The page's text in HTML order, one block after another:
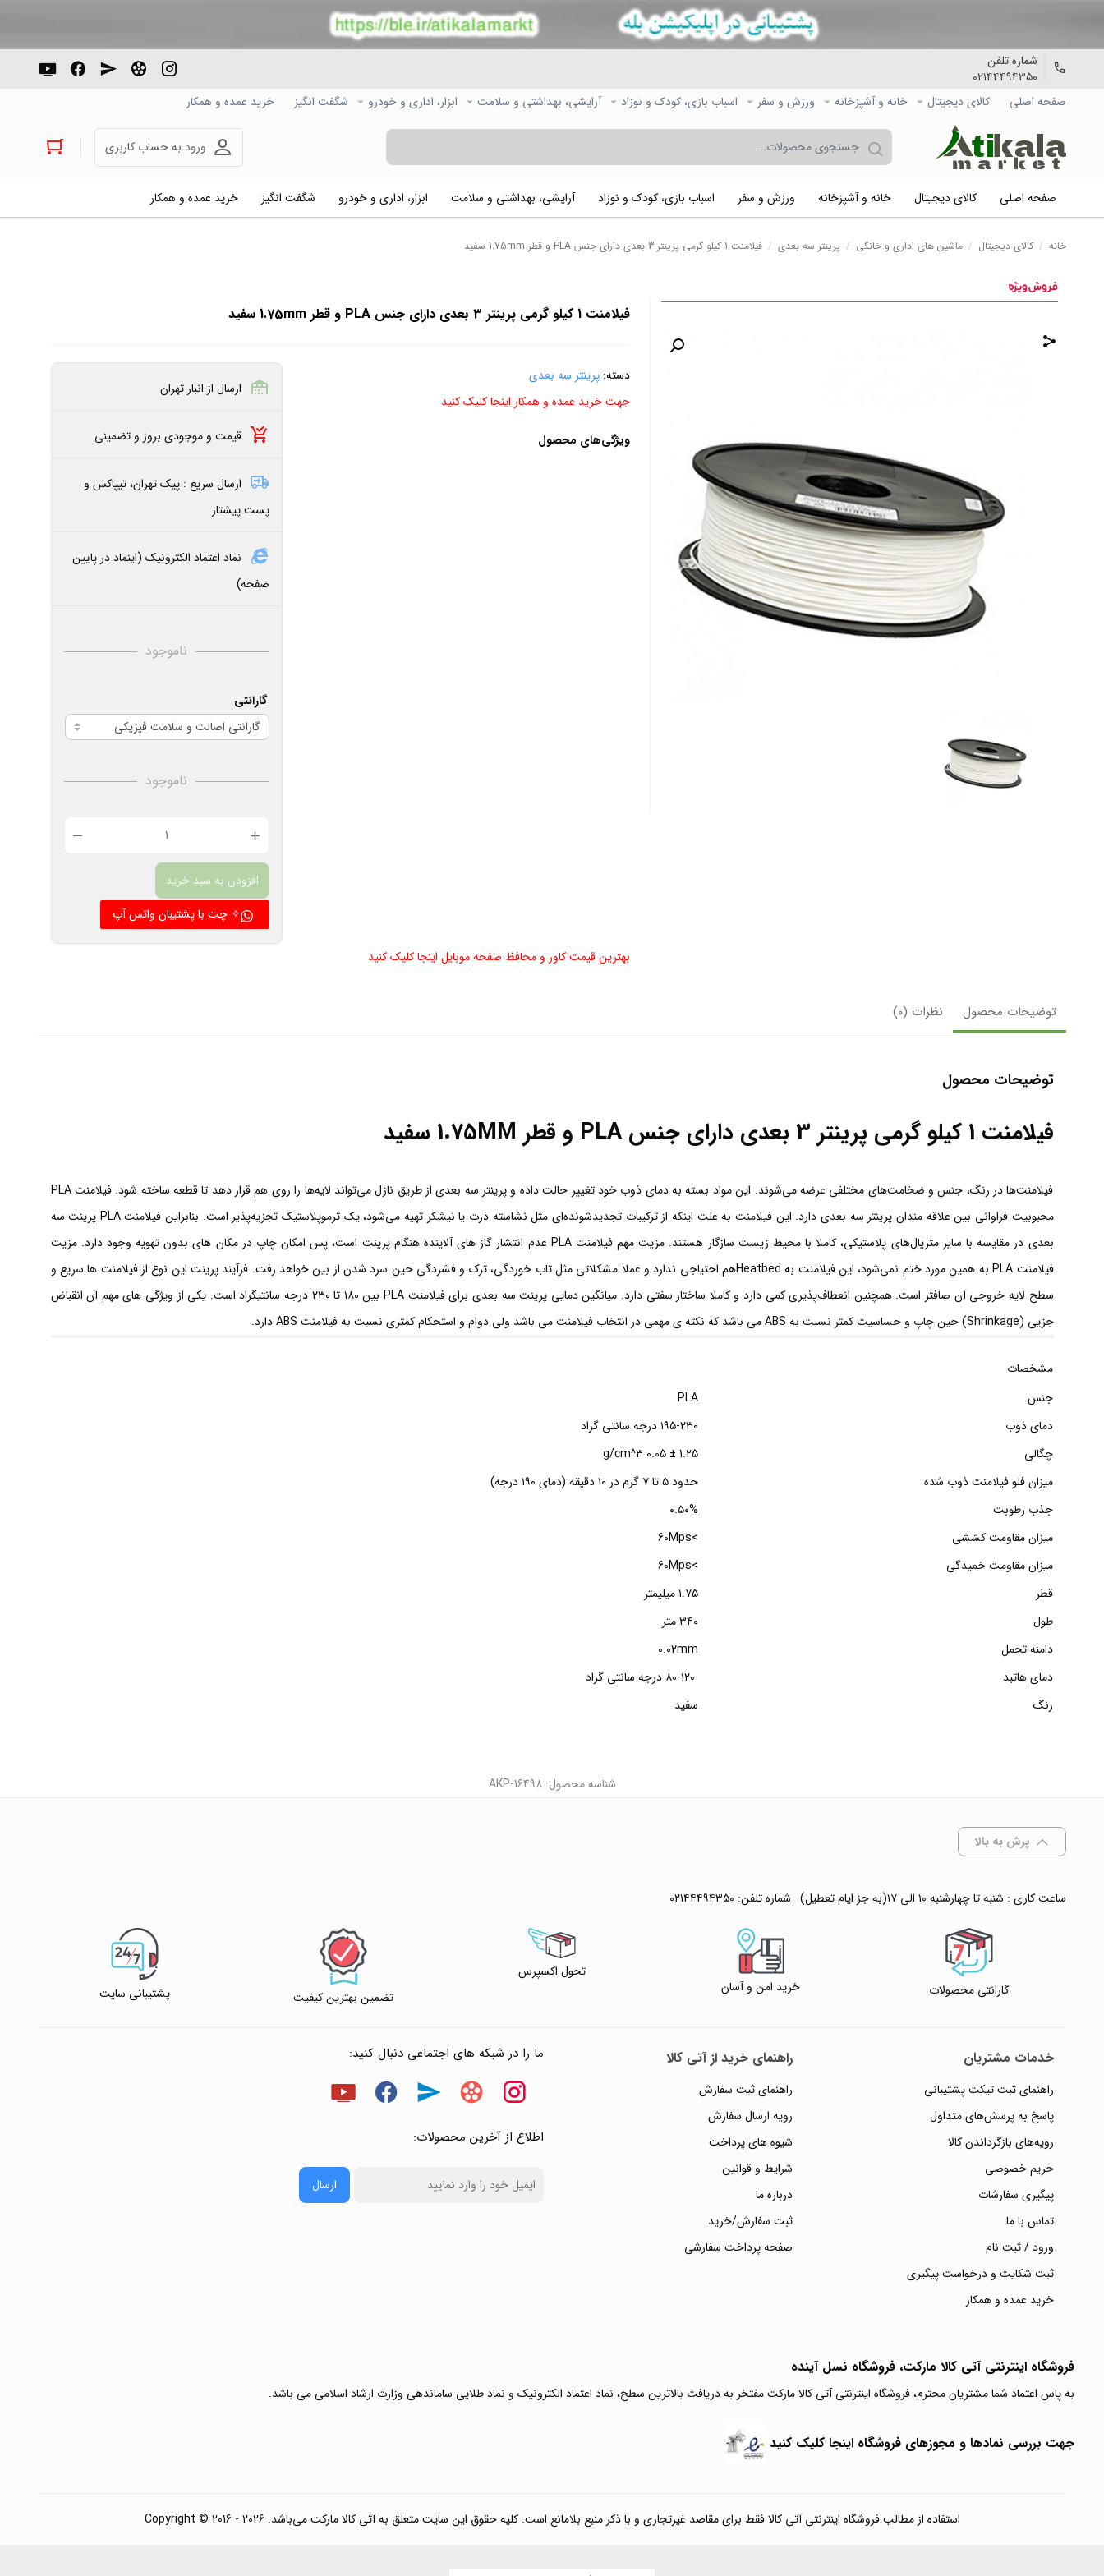
شماره تلفن
۰۲۱۴۴۴۹۴۳۵۰
صفحه اصلی
کالاي دیجیتال خانه و آشپزخانه ورزش و سفر اسباب بازی، کودک و نوزاد آرایشی، بهداشتی و سلامت ابزار، اداری و خودرو شگفت انگیز خرید عمده و همکار
ورود به حساب کاربری
صفحه اصلی کالاي دیجیتال خانه و آشپزخانه ورزش و سفر اسباب بازی، کودک و نوزاد آرایشی، بهداشتی و سلامت ابزار، اداری و خودرو شگفت انگیز خرید عمده و همکار
خانه / کالاي دیجیتال / ماشین های اداری و خانگی / پرینتر سه بعدی / فیلامنت 1 کیلو گرمی پرینتر 3 بعدی دارای جنس PLA و قطر 1.75mm سفید
فیلامنت 1 کیلو گرمی پرینتر 3 بعدی دارای جنس PLA و قطر 1.75mm سفید
دسته: پرینتر سه بعدی
جهت خرید عمده و همکار اینجا کلیک کنید
ویژگی‌های محصول
ارسال از انبار تهران
قیمت و موجودی بروز و تضمینی
ارسال سریع : پیک تهران، تیپاکس و
پست پیشتاز
نماد اعتماد الکترونیک (اینماد در پایین
صفحه)
ناموجود
گارانتی
ناموجود
عدد
افزودن به سبد خرید
✧ چت با پشتیبان واتس آپ
بهترین قیمت کاور و محافظ صفحه موبایل اینجا کلیک کنید
توضیحات محصول نظرات (۰)
توضیحات محصول
فیلامنت 1 کیلو گرمی پرینتر 3 بعدی دارای جنس PLA و قطر 1.75MM سفید
فیلامنت‌ها در رنگ، جنس و ضخامت‌های مختلفی عرضه می‌شوند. این مواد بسته به دمای ذوب خود تغییر حالت داده و پرینتر سه بعدی از طریق نازل می‌تواند لایه‌ها را روی هم قرار دهد تا قطعه ساخته شود. فیلامنت PLA
محبوبیت فراوانی بین علاقه مندان پرینتر سه بعدی دارد. این فیلامنت به علت اینکه از ترکیبات تجدیدشونده‌ای مثل نشاسته ذرت یا نیشکر تهیه می‌شود، یک ترموپلاستیک تجزیه‌پذیر است. بنابراین فیلامنت PLA پرینت سه
بعدی در مقایسه با سایر متریال‌های پلاستیکی، کاملا با محیط زیست سازگار هستند. مزیت مهم فیلامنت PLA عدم انتشار گاز های آلاینده هنگام پرینت است، پس امکان چاپ در مکان های بدون تهویه وجود دارد. مزیت
فیلامنت PLA به همین مورد ختم نمی‌شود، این فیلامنت به Heatbedهم احتیاجی ندارد و عملا مشکلاتی مثل تاب خوردگی، ترک و فشردگی حین سرد شدن از بین خواهد رفت. فرآیند پرینت این نوع از فیلامنت ها سریع و
سطح لایه خروجی آن صافتر است. همچنین انعطاف‌پذیری کمی دارد و کاملا ساختار سفتی دارد. میانگین دمایی پرینت سه بعدی برای فیلامنت PLA بین ۱۸۰ تا ۲۳۰ درجه سانتیگراد است. یکی از ویژگی های مهم آن انقباض
جزیی (Shrinkage) حین چاپ و حساسیت کمتر نسبت به ABS می باشد که نکته ی مهمی در انتخاب فیلامنت می باشد ولی دوام و استحکام کمتری نسبت به فیلامنت ABS دارد.
مشخصات
جنس
PLA
دمای ذوب
۱۹۵-۲۳۰ درجه سانتی گراد
چگالی
1.25 ± 0.05 g/cm^3
میزان فلو فیلامنت ذوب شده
حدود ۵ تا ۷ گرم در ۱۰ دقیقه (دمای ۱۹۰ درجه)
جذب رطوبت
۰.۵۰%
میزان مقاومت کششی
>60Mps
میزان مقاومت خمیدگی
>60Mps
قطر
۱.۷۵ میلیمتر
طول
۳۴۰ متر
دامنه تحمل
0.02mm
دمای هاتبد
رنگ
سفید
شناسه محصول: AKP-16498
پرش به بالا
ساعت کاری : شنبه تا چهارشنبه ۱۰ الی ۱۷(به جز ایام تعطیل) شماره تلفن: ۰۲۱۴۴۴۹۴۳۵۰
گارانتی محصولات خرید امن و آسان
تحول اکسپرس
تضمین بهترین کیفیت
پشتیبانی سایت
خدمات مشتریان
راهنمای ثبت تیکت پشتیبانی
پاسخ به پرسش‌های متداول
رویه‌های بازگرداندن کالا
حریم خصوصی
پیگیری سفارشات
تماس با ما
ورود / ثبت نام
ثبت شکایت و درخواست پیگیری
خرید عمده و همکار
راهنمای خرید از آتی کالا
راهنمای ثبت سفارش
رویه ارسال سفارش
شیوه های پرداخت
شرایط و قوانین
درباره ما
ثبت سفارش/خرید
صفحه پرداخت سفارشی
ما را در شبکه های اجتماعی دنبال کنید:
اطلاع از آخرین محصولات:
ارسال
فروشگاه اینترنتی آتی‌ کالا مارکت، فروشگاه نسل آینده
به پاس اعتماد شما مشتریان محترم، فروشگاه اینترنتی آتی کالا مارکت مفتخر به دریافت بالاترین سطح، نماد اعتماد الکترونیک و نماد طلایی ساماندهی وزارت ارشاد اسلامی می باشد.
جهت بررسی نمادها و مجوزهای فروشگاه اینجا کلیک کنید
استفاده از مطالب فروشگاه اینترنتی آتی کالا فقط برای مقاصد غیرتجاری و با ذکر منبع بلامانع است. کلیه حقوق این سایت متعلق به آتی کالا مارکت می‌باشد. Copyright © 2016 - 2026